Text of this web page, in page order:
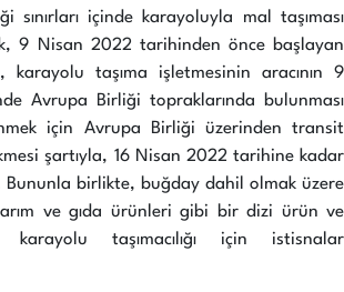
sınırları içinde karayoluyla mal taşıması
9 Nisan 2022 tarihinden önce başlayan
karayolu taşıma işletmesinin aracının 9
Avrupa Birliği topraklarında bulunması
için Avrupa Birliği üzerinden transit
şartıyla, 16 Nisan 2022 tarihine kadar
Bununla birlikte, buğday dahil olmak üzere
ve gıda ürünleri gibi bir dizi ürün ve
taşımacılığı için istisnalar